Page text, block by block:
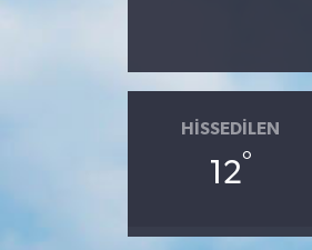
HISSEDILEN
12°